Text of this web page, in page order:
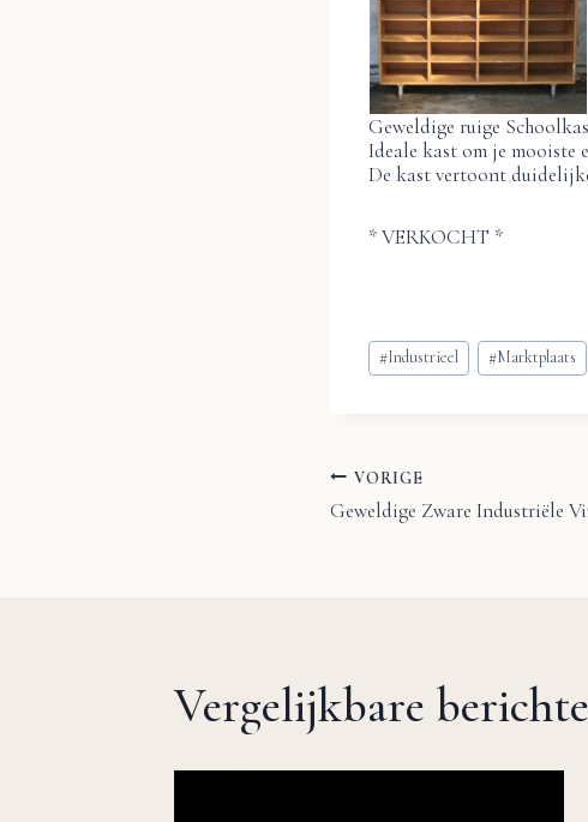
Geweldige ruige
Ideale kast om je
De kast vertoont
* VERKOCHT *
Bericht
tags:
#Industrieel #Marktplaats
Bericht
VORIGE
Geweldige Zware Industriële
Vergelijkbare